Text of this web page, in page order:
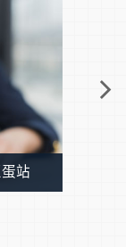
年終獎金
費部門聚
站